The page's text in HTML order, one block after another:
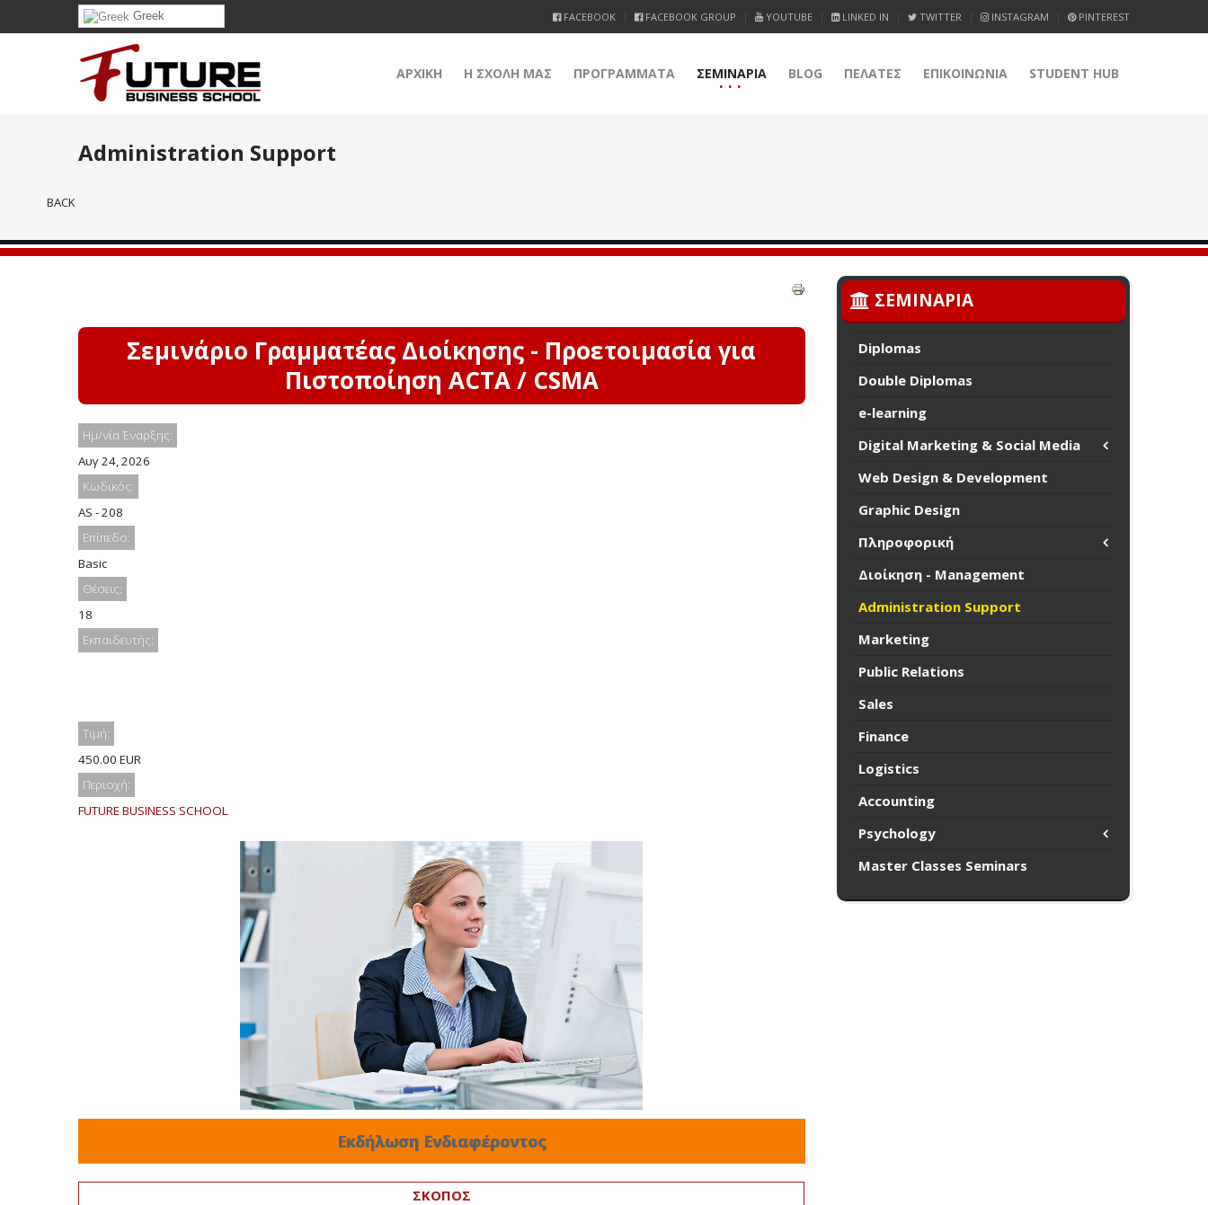
Greek FACEBOOK FACEBOOK GROUP YOUTUBE LINKED IN TWITTER INSTAGRAM PINTEREST
ΑΡΧΙΚΗ Η ΣΧΟΛΗ ΜΑΣ ΠΡΟΓΡΑΜΜΑΤΑ ΣΕΜΙΝΑΡΙΑ BLOG ΠΕΛΑΤΕΣ ΕΠΙΚΟΙΝΩΝΙΑ STUDENT HUB
Administration Support
BACK
Σεμινάριο Γραμματέας Διοίκησης - Προετοιμασία για
Πιστοποίηση ACTA / CSMA
Ημ/νία Έναρξης:
Αυγ 24, 2026
Κωδικός:
AS - 208
Επίπεδο:
Basic
Θέσεις:
18
Εκπαιδευτής:
Τιμή:
450.00 EUR
Περιοχή:
FUTURE BUSINESS SCHOOL
Εκδήλωση Ενδιαφέροντος
ΣΚΟΠΟΣ
ΣΕΜΙΝΑΡΙΑ
Diplomas
Double Diplomas
e-learning
Digital Marketing & Social Media
Web Design & Development
Graphic Design
Πληροφορική
Διοίκηση - Management
Administration Support
Marketing
Public Relations
Sales
Finance
Logistics
Accounting
Psychology
Master Classes Seminars